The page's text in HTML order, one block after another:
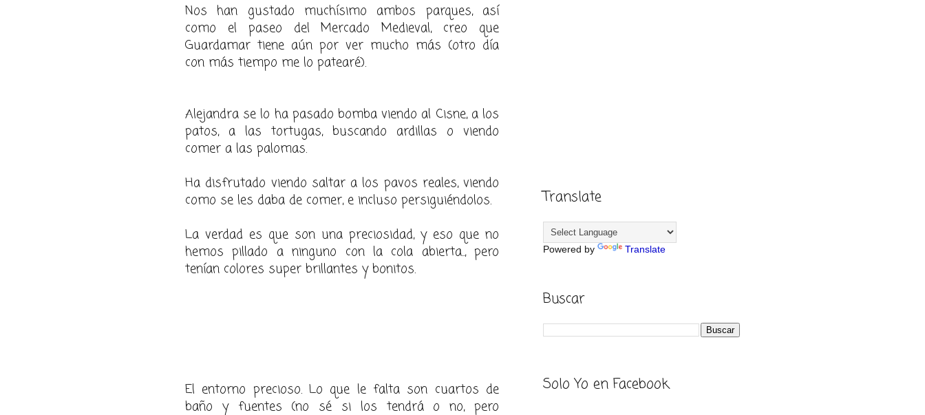
Nos han gustado muchísimo ambos parques, así
como el paseo del Mercado Medieval, creo que
Guardamar tiene aún por ver mucho más (otro día
con más tiempo me lo patearé).
Alejandra se lo ha pasado bomba viendo al Cisne, a los
patos, a las tortugas, buscando ardillas o viendo
comer a las palomas.
Ha disfrutado viendo saltar a los pavos reales, viendo
como se les daba de comer, e incluso persiguiéndolos.
La verdad es que son una preciosidad, y eso que no
hemos pillado a ninguno con la cola abierta.., pero
tenían colores super brillantes y bonitos.
El entorno precioso. Lo que le falta son cuartos de
baño y fuentes (no sé si los tendrá o no, pero
Translate
Powered by Translate
Buscar
Solo Yo en Facebook